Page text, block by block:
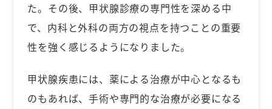
た。その後、甲状腺診療の専門性を深める中
で、内科と外科の両方の視点を持つことの重要
性を強く感じるようになりました。
甲状腺疾患には、薬による治療が中心となるも
のもあれば、手術や専門的な治療が必要になる